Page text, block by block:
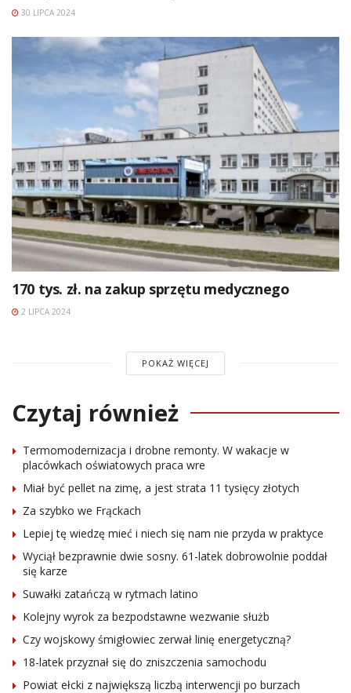
30 LIPCA 2024
170 tys. zł. na zakup sprzętu medycznego
2 LIPCA 2024
POKAŻ WIĘCEJ
Czytaj również
Termomodernizacja i drobne remonty. W wakacje w
placówkach oświatowych praca wre
Miał być pellet na zimę, a jest strata 11 tysięcy złotych
Za szybko we Frąckach
Lepiej tę wiedzę mieć i niech się nam nie przyda w praktyce
Wyciął bezprawnie dwie sosny. 61-latek dobrowolnie poddał
się karze
Suwałki zatańczą w rytmach latino
Kolejny wyrok za bezpodstawne wezwanie służb
Czy wojskowy śmigłowiec zerwał linię energetyczną?
18-latek przyznał się do zniszczenia samochodu
Powiat ełcki z największą liczbą interwencji po burzach